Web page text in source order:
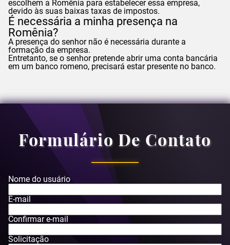
escolhem a Romênia para estabelecer essa empresa,
devido às suas baixas taxas de impostos.
É necessária a minha presença na
Romênia?
A presença do senhor não é necessária durante a
formação da empresa.
Entretanto, se o senhor pretende abrir uma conta bancária
em um banco romeno, precisará estar presente no banco.
Formulário De Contato
Nome do usuário
E-mail
Confirmar e-mail
Solicitação